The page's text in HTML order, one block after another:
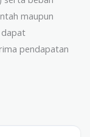
maupun
dapat
pendapatan